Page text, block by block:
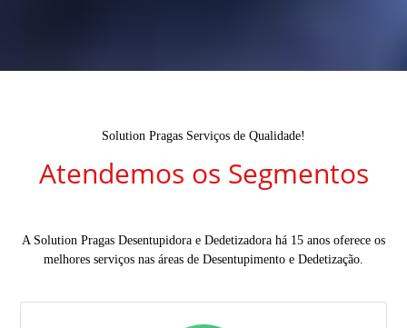
Solution Pragas Serviços de Qualidade!
Atendemos os Segmentos
A Solution Pragas Desentupidora e Dedetizadora há 15 anos oferece os
melhores serviços nas áreas de Desentupimento e Dedetização.